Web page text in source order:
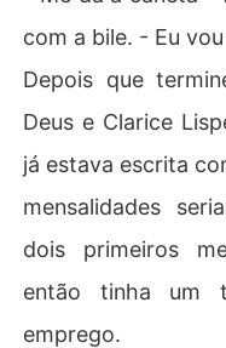
com a bile. - Eu
Depois que
Deus e Clarice
já estava escrita
mensalidades
dois primeiros
então tinha um
emprego.